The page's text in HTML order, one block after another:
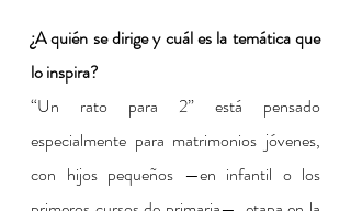
¿A quién se dirige y cuál es la temática que
lo inspira?
“Un rato para 2” está pensado
especialmente para matrimonios jóvenes,
con hijos pequeños —en infantil o los